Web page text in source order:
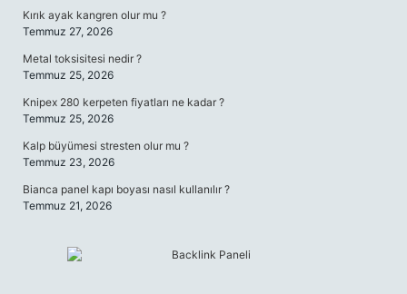
Kırık ayak kangren olur mu ?
Temmuz 27, 2026
Metal toksisitesi nedir ?
Temmuz 25, 2026
Knipex 280 kerpeten fiyatları ne kadar ?
Temmuz 25, 2026
Kalp büyümesi stresten olur mu ?
Temmuz 23, 2026
Bianca panel kapı boyası nasıl kullanılır ?
Temmuz 21, 2026